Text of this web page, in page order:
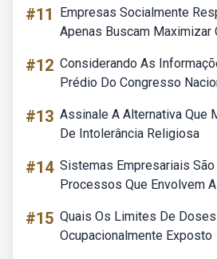
#11
Empresas Socialmente
Apenas Buscam Maximizar
#12 Considerando As
Prédio Do Congresso
#13 Assinale A Alternativa Que
De Intolerância Religiosa
#14 Sistemas Empresariais
Processos Que Envolvem
#15 Quais Os Limites De
Ocupacionalmente Exposto